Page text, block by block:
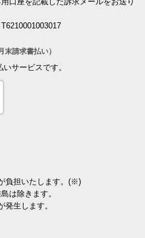
末請求書払い）
サービスです。
負担いたします。(※)
は除きます。
生します。